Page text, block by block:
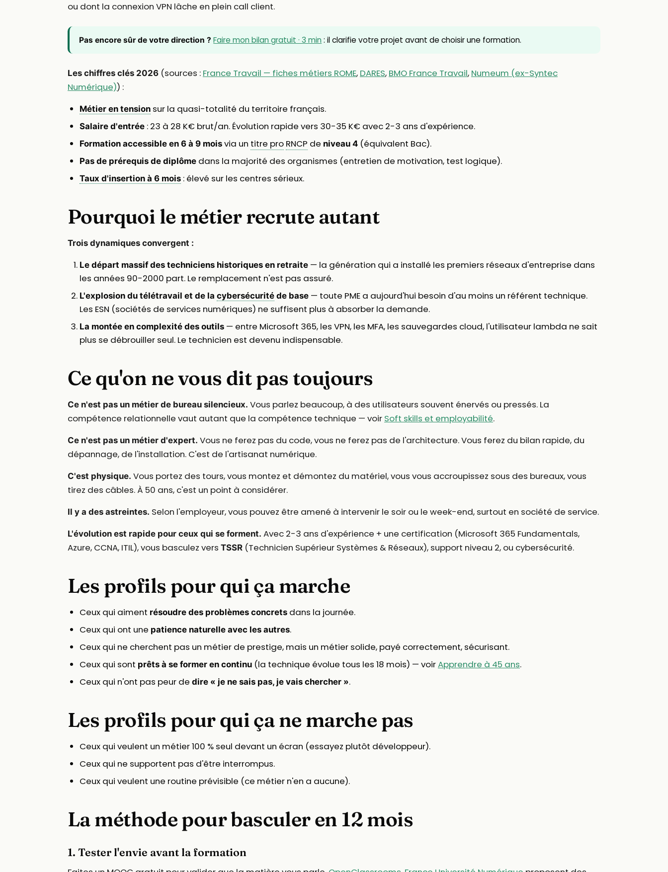
ou dont la connexion VPN lâche en plein call client.
Pas encore sûr de votre direction ? Faire mon bilan gratuit · 3 min: il clarifie votre projet avant de choisir une formation.
Les chiffres clés 2026 (sources : France Travail — fiches métiers ROME, DARES, BMO France Travail, Numeum (ex-Syntec
Numérique)) :
Métier en tension sur la quasi-totalité du territoire français.
Salaire d'entrée : 23 à 28 K€ brut/an. Évolution rapide vers 30-35 K€ avec 2-3 ans d'expérience.
Formation accessible en 6 à 9 mois via un titre pro RNCP de niveau 4 (équivalent Bac).
Pas de prérequis de diplôme dans la majorité des organismes (entretien de motivation, test logique).
Taux d'insertion à 6 mois : élevé sur les centres sérieux.
Pourquoi le métier recrute autant
Trois dynamiques convergent :
Le départ massif des techniciens historiques en retraite — la génération qui a installé les premiers réseaux d'entreprise dans
les années 90-2000 part. Le remplacement n'est pas assuré.
L'explosion du télétravail et de la cybersécurité de base — toute PME a aujourd'hui besoin d'au moins un référent technique.
Les ESN (sociétés de services numériques) ne suffisent plus à absorber la demande.
La montée en complexité des outils — entre Microsoft 365, les VPN, les MFA, les sauvegardes cloud, l'utilisateur lambda ne sait
plus se débrouiller seul. Le technicien est devenu indispensable.
Ce qu'on ne vous dit pas toujours
Ce n'est pas un métier de bureau silencieux. Vous parlez beaucoup, à des utilisateurs souvent énervés ou pressés. La
compétence relationnelle vaut autant que la compétence technique — voir Soft skills et employabilité.
Ce n'est pas un métier d'expert. Vous ne ferez pas du code, vous ne ferez pas de l'architecture. Vous ferez du bilan rapide, du
dépannage, de l'installation. C'est de l'artisanat numérique.
C'est physique. Vous portez des tours, vous montez et démontez du matériel, vous vous accroupissez sous des bureaux, vous
tirez des câbles. À 50 ans, c'est un point à considérer.
Il y a des astreintes. Selon l'employeur, vous pouvez être amené à intervenir le soir ou le week-end, surtout en société de service.
L'évolution est rapide pour ceux qui se forment. Avec 2-3 ans d'expérience + une certification (Microsoft 365 Fundamentals,
Azure, CCNA, ITIL), vous basculez vers TSSR (Technicien Supérieur Systèmes & Réseaux), support niveau 2, ou cybersécurité.
Les profils pour qui ça marche
Ceux qui aiment résoudre des problèmes concrets dans la journée.
Ceux qui ont une patience naturelle avec les autres.
Ceux qui ne cherchent pas un métier de prestige, mais un métier solide, payé correctement, sécurisant.
Ceux qui sont prêts à se former en continu (la technique évolue tous les 18 mois) — voirApprendre à 45 ans.
Ceux qui n'ont pas peur de dire « je ne sais pas, je vais chercher ».
Les profils pour qui ça ne marche pas
Ceux qui veulent un métier 100 % seul devant un écran (essayez plutôt développeur).
Ceux qui ne supportent pas d'être interrompus.
Ceux qui veulent une routine prévisible (ce métier n'en a aucune).
La méthode pour basculer en 12 mois
1. Tester l'envie avant la formation